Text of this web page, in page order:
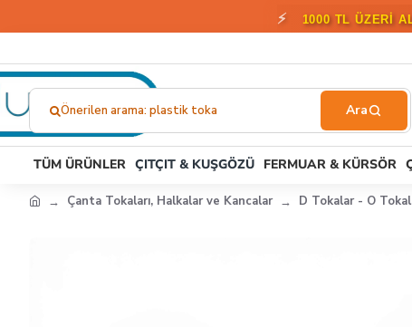
🎁 2000 TL
Aramıştınız?...
Önerilen arama: plastik toka
TÜM ÜRÜNLER ÇITÇIT & KUŞGÖZÜ FERMUAR & KÜRSÖR
Çanta Tokaları, Halkalar ve Kancalar D Tokalar - O